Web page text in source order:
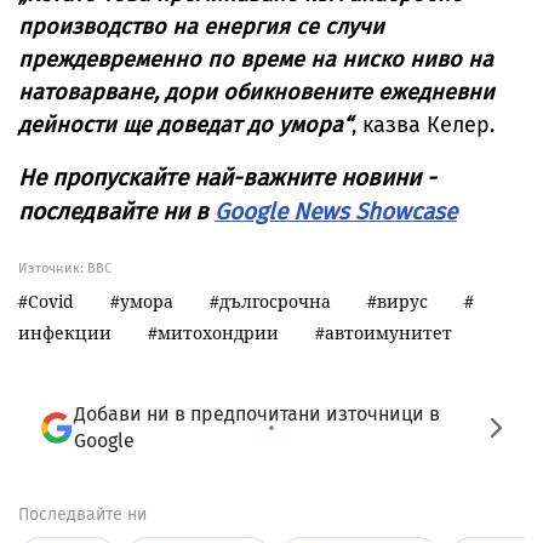
производство на енергия се случи
преждевременно по време на ниско ниво на
натоварване, дори обикновените ежедневни
дейности ще доведат до умора“, казва Келер.
Не пропускайте най-важните новини -
последвайте ни в Google News Showcase
Източник: BBC
Covid умора дългосрочна
вирус
инфекции
митохондрии автоимунитет
Добави ни в предпочитани източници в
Google
Последвайте ни